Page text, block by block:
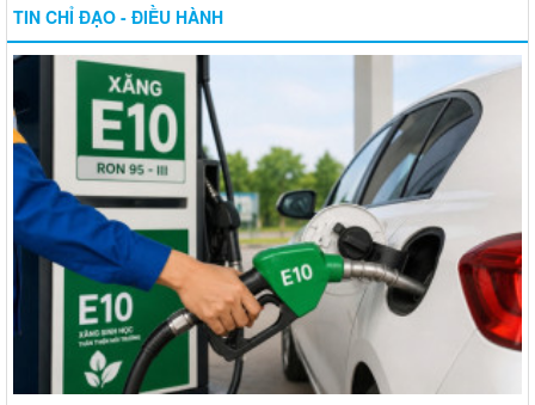
TIN CHỈ ĐẠO - ĐIỀU HÀNH